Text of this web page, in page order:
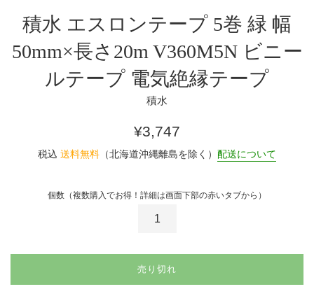
積水 エスロンテープ 5巻 緑 幅
50mm×長さ20m V360M5N ビニー
ルテープ 電気絶縁テープ
積水
通
価
¥3,747
税込 送料無料 （北海道沖縄離島を除く） 配送について
個数（複数購入でお得！詳細は画面下部の赤いタブから）
売り切れ